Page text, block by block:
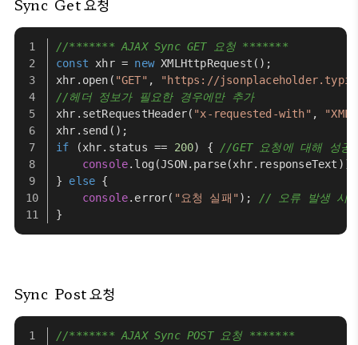
Sync Get 요청
//******* AJAX Sync GET 요청 *******
const xhr = new XMLHttpRequest ();
xhr. open ( "GET" ,
"https://
//헤더 정보가 필요한 경우에만 추가
xhr. setRequestHeader( "x-requested-with" ,
xhr. send ();
if (xhr. status == 200) { //GET 요청에 대해 성공
console. log(JSON. parse(xhr. responseText
} else {
console. error( "요청 실패" ); // 오류 발생 시
}
Sync Post 요청
//******* AJAX Sync POST 요청 *******